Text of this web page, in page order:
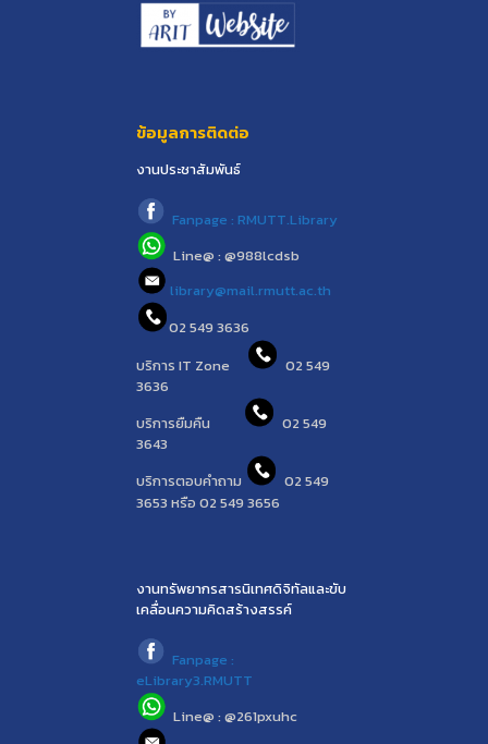
ข้อมูลการติดต่อ
งานประชาสัมพันธ์
Fanpage : RMUTT.Library
Line@ : @988lcdsb
library@mail.rmutt.ac.th
02 549 3636
บริการ IT Zone
02 549
3636
บริการยืมคืน
02 549
3643
บริการตอบคำถาม
02 549
3653 หรือ 02 549 3656
งานทรัพยากรสารนิเทศดิจิทัลและขับ
เคลื่อนความคิดสร้างสรรค์
Fanpage :
eLibrary3.RMUTT
Line@ : @261pxuhc